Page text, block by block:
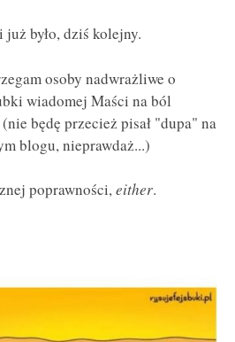
było, dziś kolejny.
osoby nadwrażliwe o
wiadomej Maści na ból
będę przecież pisał "dupa" na
blogu, nieprawdaż...)
poprawności,either.